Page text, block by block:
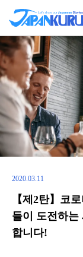
2020.03.11
【제2탄】코
들이 도전하는
합니다!